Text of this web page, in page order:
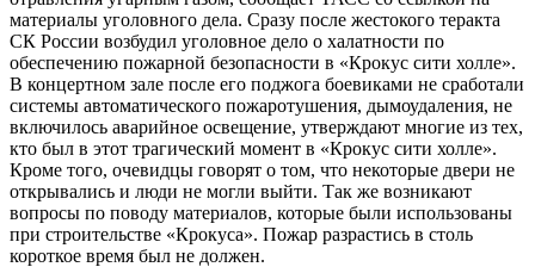
материалы уголовного дела. Сразу после жестокого теракта
СК России возбудил уголовное дело о халатности по
обеспечению пожарной безопасности в «Крокус сити холле».
В концертном зале после его поджога боевиками не сработали
системы автоматического пожаротушения, дымоудаления, не
включилось аварийное освещение, утверждают многие из тех,
кто был в этот трагический момент в «Крокус сити холле».
Кроме того, очевидцы говорят о том, что некоторые двери не
открывались и люди не могли выйти. Так же возникают
вопросы по поводу материалов, которые были использованы
при строительстве «Крокуса». Пожар разрастись в столь
короткое время был не должен.